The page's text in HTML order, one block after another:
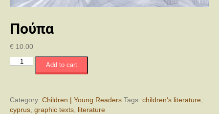
Πούπα
€ 10.00
Πούπα
Add to cart
Category: Children | Young Readers Tags: children's literature
cyprus graphic texts literature